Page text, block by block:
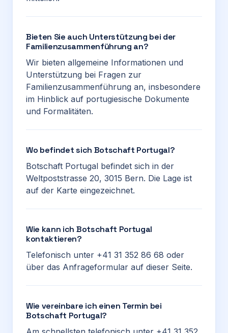
Bieten Sie auch Unterstützung bei der
Familienzusammenführung an?
Wir bieten allgemeine Informationen und
Unterstützung bei Fragen zur
Familienzusammenführung an, insbesondere
im Hinblick auf portugiesische Dokumente
und Formalitäten.
Wo befindet sich Botschaft Portugal?
Botschaft Portugal befindet sich in der
Weltpoststrasse 20, 3015 Bern. Die Lage ist
auf der Karte eingezeichnet.
Wie kann ich Botschaft Portugal
kontaktieren?
Telefonisch unter +41 31 352 86 68 oder
über das Anfrageformular auf dieser Seite.
Wie vereinbare ich einen Termin bei
Botschaft Portugal?